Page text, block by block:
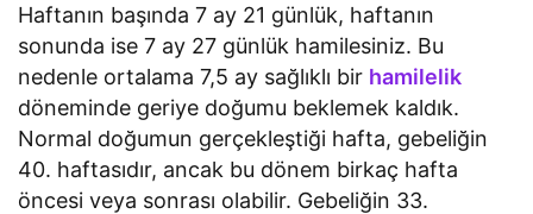
Haftanın başında 7 ay 21 günlük, haftanın
sonunda ise 7 ay 27 günlük hamilesiniz. Bu
nedenle ortalama 7,5 ay sağlıklı bir hamilelik
döneminde geriye doğumu beklemek kaldık.
Normal doğumun gerçekleştiği hafta, gebeliğin
40. haftasıdır, ancak bu dönem birkaç hafta
öncesi veya sonrası olabilir. Gebeliğin 33.